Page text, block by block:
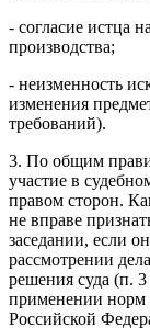
- согласие истца
производства;
- неизменность
изменения
требований).
3. По общим
участие в
правом сторон.
не вправе
заседании, если
рассмотрении
решения суда (п.
применении норм
Российской